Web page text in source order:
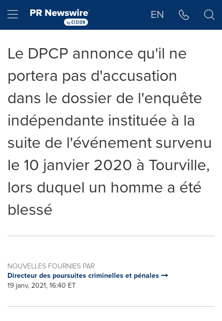
Hamburger menu EN
Le DPCP annonce qu'il ne
portera pas d'accusation
dans le dossier de l'enquête
indépendante instituée à la
suite de l'événement survenu
le 10 janvier 2020 à Tourville,
lors duquel un homme a été
blessé
NOUVELLES FOURNIES PAR
Directeur des poursuites criminelles et pénales
19 janv, 2021, 16:40 ET